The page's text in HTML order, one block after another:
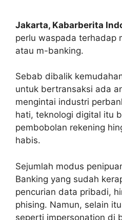
Jakarta, Kabarberita
perlu waspada terhadap
atau m-banking.
Sebab dibalik
untuk bertransaksi ada
mengintai industri
hati, teknologi digital itu
pembobolan rekening
habis.
Sejumlah modus
Banking yang sudah
pencurian data pribadi,
phising. Namun, selain
seperti impersonation di